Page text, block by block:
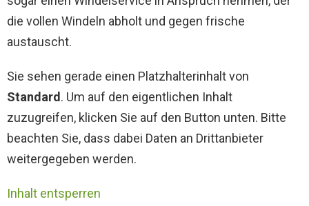
die vollen Windeln abholt und gegen frische
austauscht.
Sie sehen gerade einen Platzhalterinhalt von
Standard. Um auf den eigentlichen Inhalt
zuzugreifen, klicken Sie auf den Button unten. Bitte
beachten Sie, dass dabei Daten an Drittanbieter
weitergegeben werden.
Inhalt entsperren